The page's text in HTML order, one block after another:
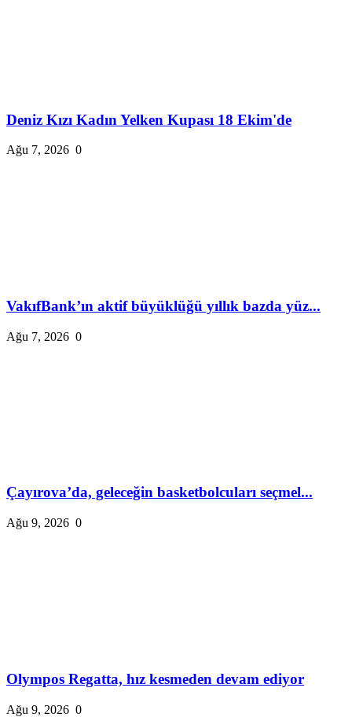
Deniz Kızı Kadın Yelken Kupası 18 Ekim'de
Ağu 7, 2026 0
VakıfBank’ın aktif büyüklüğü yıllık bazda yüz...
Ağu 7, 2026 0
Çayırova’da, geleceğin basketbolcuları seçmel...
Ağu 9, 2026 0
Olympos Regatta, hız kesmeden devam ediyor
Ağu 9, 2026 0